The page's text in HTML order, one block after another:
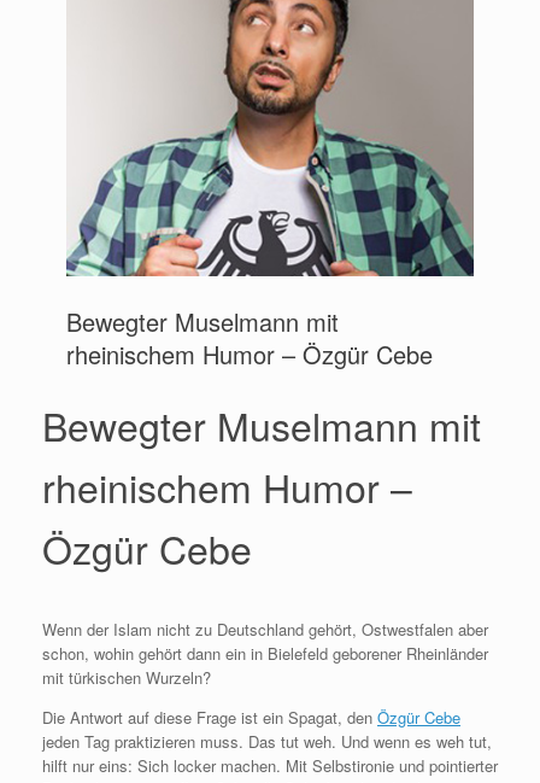
Bewegter Muselmann mit
rheinischem Humor – Özgür Cebe
Bewegter Muselmann mit
rheinischem Humor –
Özgür Cebe
Wenn der Islam nicht zu Deutschland gehört, Ostwestfalen aber
schon, wohin gehört dann ein in Bielefeld geborener Rheinländer
mit türkischen Wurzeln?
Die Antwort auf diese Frage ist ein Spagat, den Özgür Cebe
jeden Tag praktizieren muss. Das tut weh. Und wenn es weh tut,
hilft nur eins: Sich locker machen. Mit Selbstironie und pointierter